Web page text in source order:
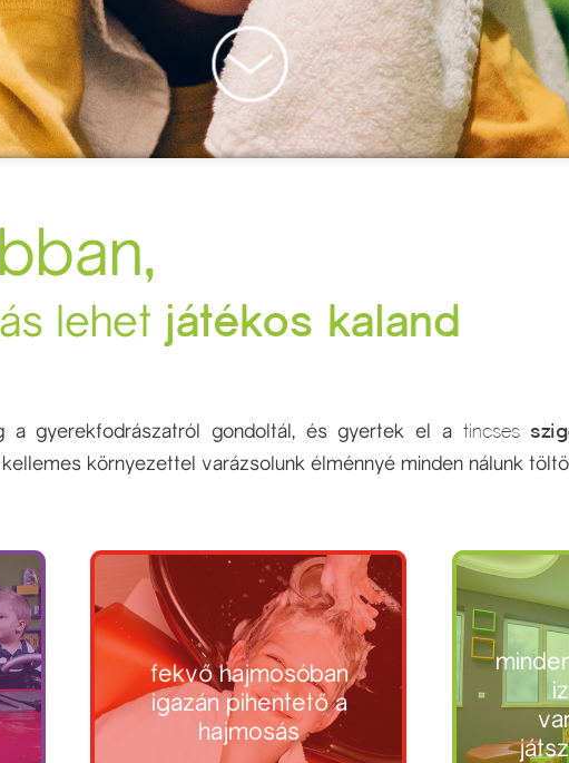
lehet játékos kaland
a gyerekfodrászatról gondoltál, és gyertek el a tincses
környezettel varázsolunk élménnyé minden nálunk
fekvő hajmosóban
igazán pihentető a
hajmosás